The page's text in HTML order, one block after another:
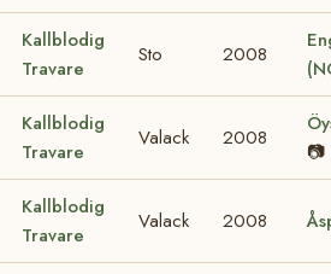
Kallblodig
Travare
Sto 2008
Kallblodig
Travare
Valack 2008
📷
Kallblodig
Travare
Valack 2008